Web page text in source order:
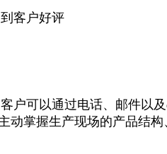
客户好评
以通过电话、邮件以及
掌握生产现场的产品结